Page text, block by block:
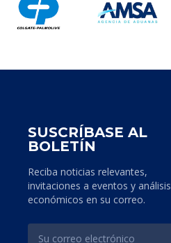
SUSCRÍBASE AL
BOLETÍN
Reciba noticias relevantes,
invitaciones a eventos y análisis
económicos en su correo.